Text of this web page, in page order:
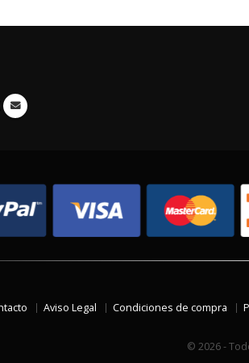
Aviso Legal Condiciones de compra
© 2026 -